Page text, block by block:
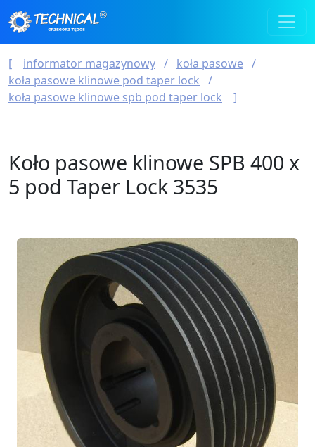
informator magazynowy
koła pasowe
koła pasowe klinowe pod taper lock
koła pasowe klinowe spb pod taper lock
Koło pasowe klinowe SPB 400 x
5 pod Taper Lock 3535